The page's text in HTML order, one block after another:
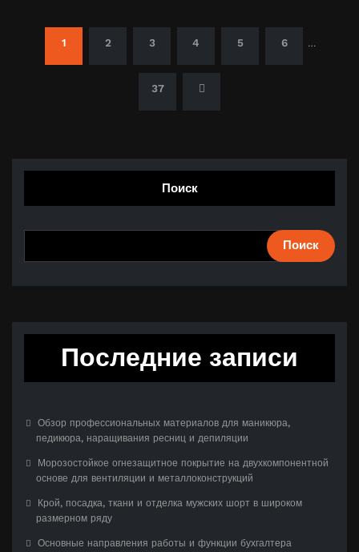
Пагинация
записей
1 2 3 4 5 6 …
37
Поиск
Поиск
Последние записи
Обзор профессиональных материалов для маникюра,
педикюра, наращивания ресниц и депиляции
Морозостойкое огнезащитное покрытие на двухкомпонентной
основе для вентиляции и металлоконструкций
Крой, посадка, ткани и отделка мужских шорт в широком
размерном ряду
Основные направления работы и функции бухгалтера